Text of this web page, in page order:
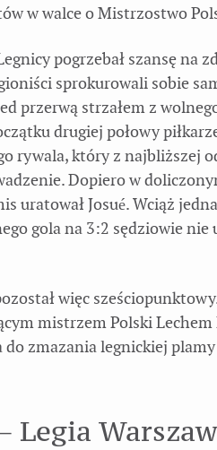
w walce o Mistrzostwo
pogrzebał szansę na
sprokurowali sobie
przerwą strzałem z
drugiej połowy
rywala, który z najbliższej
Dopiero w
uratował Josué. Wciąż
gola na 3:2 sędziowie nie
więc
mistrzem Polski
zmazania legnickiej
Legia